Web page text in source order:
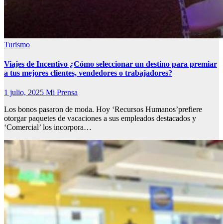
Turismo
Viajes de Incentivo ¿Cómo seleccionar un destino para premiar
a tus mejores clientes, vendedores o trabajadores?
1 julio, 2025 Mi Prensa
Los bonos pasaron de moda. Hoy ‘Recursos Humanos’prefiere
otorgar paquetes de vacaciones a sus empleados destacados y
‘Comercial’ los incorpora…